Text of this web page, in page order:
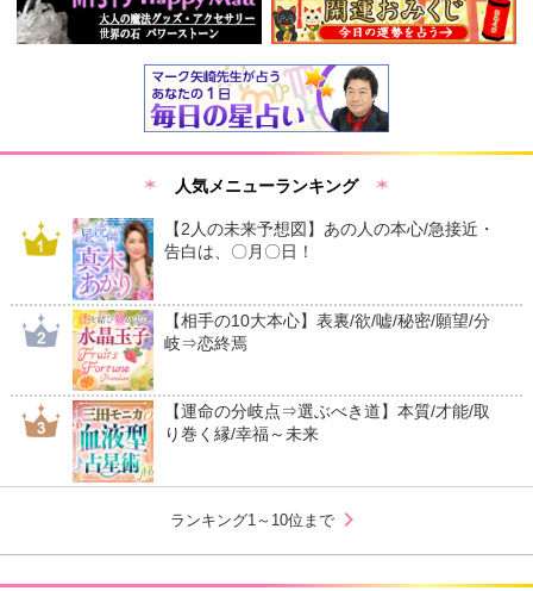
人気メニューランキング
【2人の未来予想図】あの人の本心/急接近・
告白は、〇月〇日！
【相手の10大本心】表裏/欲/嘘/秘密/願望/分
岐⇒恋終焉
【運命の分岐点⇒選ぶべき道】本質/才能/取
り巻く縁/幸福～未来
ランキング1～10位まで chevron_right